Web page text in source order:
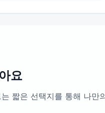
요
짧은 선택지를 통해 나만